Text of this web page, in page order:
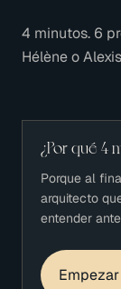
4 minutos. 6
Hélène o
¿Por qué 4
Porque al
arquitecto
entender